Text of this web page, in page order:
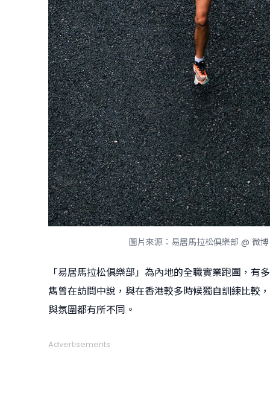
圖片來源：易居馬拉松俱樂部 @ 微博
「易居馬拉松俱樂部」為內地的全職實業跑團，有
雋曾在訪問中說，與在香港較多時候獨自訓練比較
與氛圍都有所不同。
Advertisements